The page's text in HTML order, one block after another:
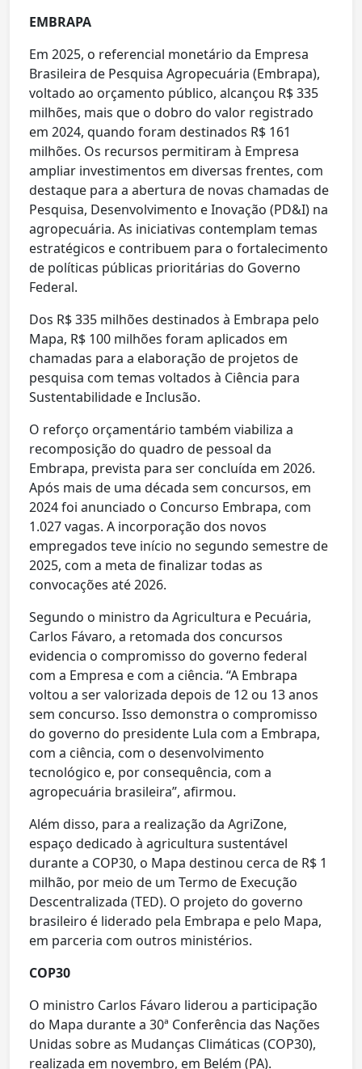
EMBRAPA
Em 2025, o referencial monetário da Empresa
Brasileira de Pesquisa Agropecuária (Embrapa),
voltado ao orçamento público, alcançou R$ 335
milhões, mais que o dobro do valor registrado
em 2024, quando foram destinados R$ 161
milhões. Os recursos permitiram à Empresa
ampliar investimentos em diversas frentes, com
destaque para a abertura de novas chamadas de
Pesquisa, Desenvolvimento e Inovação (PD&I) na
agropecuária. As iniciativas contemplam temas
estratégicos e contribuem para o fortalecimento
de políticas públicas prioritárias do Governo
Federal.
Dos R$ 335 milhões destinados à Embrapa pelo
Mapa, R$ 100 milhões foram aplicados em
chamadas para a elaboração de projetos de
pesquisa com temas voltados à Ciência para
Sustentabilidade e Inclusão.
O reforço orçamentário também viabiliza a
recomposição do quadro de pessoal da
Embrapa, prevista para ser concluída em 2026.
Após mais de uma década sem concursos, em
2024 foi anunciado o Concurso Embrapa, com
1.027 vagas. A incorporação dos novos
empregados teve início no segundo semestre de
2025, com a meta de finalizar todas as
convocações até 2026.
Segundo o ministro da Agricultura e Pecuária,
Carlos Fávaro, a retomada dos concursos
evidencia o compromisso do governo federal
com a Empresa e com a ciência. “A Embrapa
voltou a ser valorizada depois de 12 ou 13 anos
sem concurso. Isso demonstra o compromisso
do governo do presidente Lula com a Embrapa,
com a ciência, com o desenvolvimento
tecnológico e, por consequência, com a
agropecuária brasileira”, afirmou.
Além disso, para a realização da AgriZone,
espaço dedicado à agricultura sustentável
durante a COP30, o Mapa destinou cerca de R$ 1
milhão, por meio de um Termo de Execução
Descentralizada (TED). O projeto do governo
brasileiro é liderado pela Embrapa e pelo Mapa,
em parceria com outros ministérios.
COP30
O ministro Carlos Fávaro liderou a participação
do Mapa durante a 30ª Conferência das Nações
Unidas sobre as Mudanças Climáticas (COP30),
realizada em novembro, em Belém (PA).